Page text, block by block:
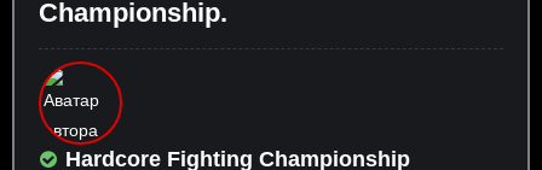
Championship.
Hardcore Fighting Championship